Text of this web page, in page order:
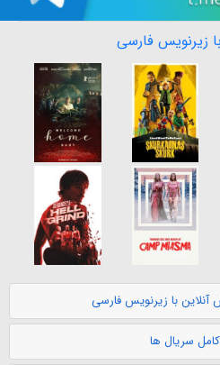
با زیرنویس فارسی
با زیرنویس فارسی
سریال ها